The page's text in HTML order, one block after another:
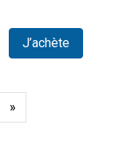
J’achète
»